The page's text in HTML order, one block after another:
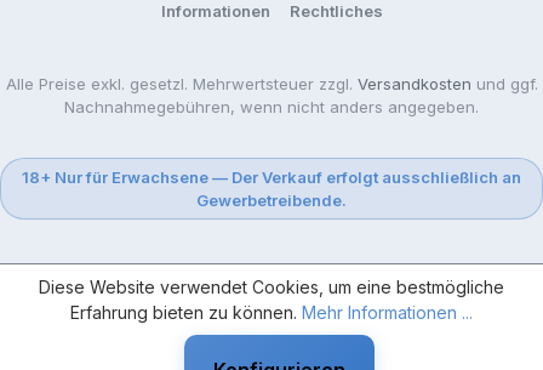
Informationen Rechtliches
Alle Preise exkl. gesetzl. Mehrwertsteuer zzgl. Versandkosten und ggf.
Nachnahmegebühren, wenn nicht anders angegeben.
18+ Nur für Erwachsene — Der Verkauf erfolgt ausschließlich an
Gewerbetreibende.
Diese Website verwendet Cookies, um eine bestmögliche
Erfahrung bieten zu können. Mehr Informationen ...